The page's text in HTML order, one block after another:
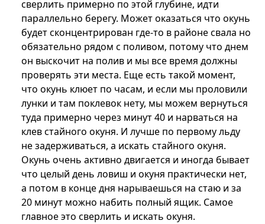
сверлить примерно по этой глубине, идти
параллельно берегу. Может оказаться что окунь
будет сконцентрирован где-то в районе свала но
обязательно рядом с поливом, потому что днем
он выскочит на полив и мы все время должны
проверять эти места. Еще есть такой момент,
что окунь клюет по часам, и если мы проловили
лунки и там поклевок нету, мы можем вернуться
туда примерно через минут 40 и нарваться на
клев стайного окуня. И лучше по первому льду
не задерживаться, а искать стайного окуня.
Окунь очень активно двигается и иногда бывает
что целый день ловиш и окуня практически нет,
а потом в конце дня нарываешься на стаю и за
20 минут можно набить полный ящик. Самое
главное это сверлить и искать окуня.